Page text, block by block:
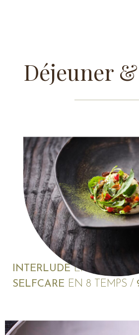
Déjeuner
INTERLUDEEN 6 TEMPS /
SELFCARE EN 8 TEMPS /
Get